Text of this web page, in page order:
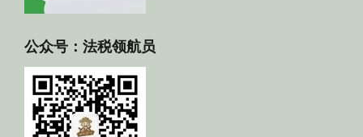
公众号：法税领航员